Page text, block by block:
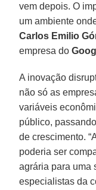
vem depois. O
um ambiente
Carlos Emilio
empresa do
A inovação
não só as
variáveis
público,
de crescimento.
poderia ser
agrária para uma
especialistas da